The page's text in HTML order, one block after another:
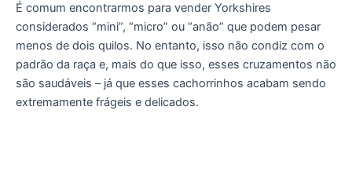
É comum encontrarmos para vender Yorkshires
considerados “mini”, “micro” ou “anão” que podem pesar
menos de dois quilos. No entanto, isso não condiz com o
padrão da raça e, mais do que isso, esses cruzamentos não
são saudáveis – já que esses cachorrinhos acabam sendo
extremamente frágeis e delicados.